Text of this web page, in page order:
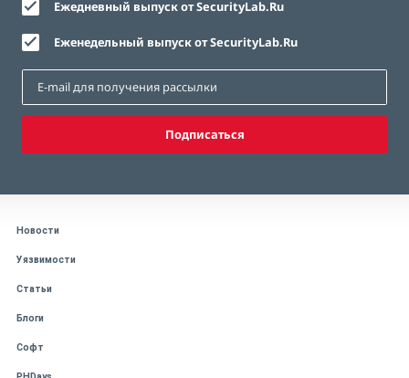
Ежедневный выпуск от SecurityLab.Ru
Еженедельный выпуск от SecurityLab.Ru
Подписаться
Новости
Уязвимости
Статьи
Блоги
Софт